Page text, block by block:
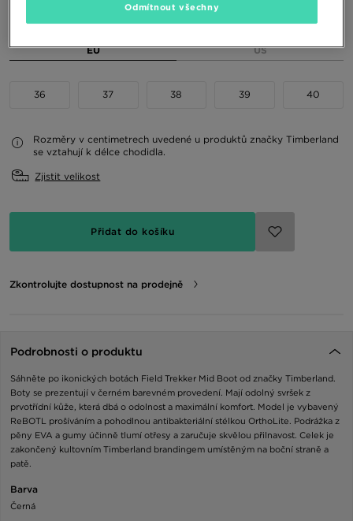
Vyberte velikost
EU US
36 37 38 39 40
Rozměry v centimetrech uvedené u produktů značky Timberland
se vztahují k délce chodidla.
Zjistit velikost
Přidat do košíku
Zkontrolujte dostupnost na prodejně
Podrobnosti o produktu
Sáhněte po ikonických botách Field Trekker Mid Boot od značky Timberland.
Boty se prezentují v černém barevném provedení. Mají odolný svršek z
prvotřídní kůže, která dbá o odolnost a maximální komfort. Model je vybavený
ReBOTL prošíváním a pohodlnou antibakteriální stélkou OrthoLite. Podrážka z
pěny EVA a gumy účinně tlumí otřesy a zaručuje skvělou přilnavost. Celek je
zakončený kultovním Timberland brandingem umístěným na boční straně a
patě.
Barva
Černá
Odmítnout všechny